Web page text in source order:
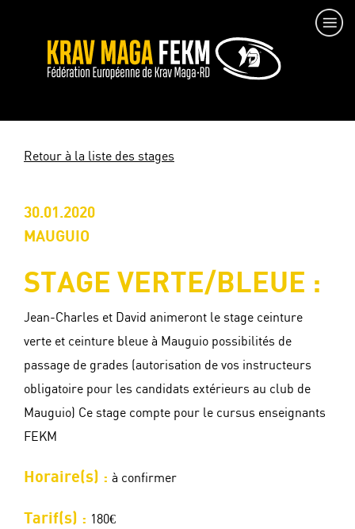
Retour à la liste des stages
30.01.2020
MAUGUIO
STAGE VERTE/BLEUE :
Jean-Charles et David animeront le stage ceinture
verte et ceinture bleue à Mauguio possibilités de
passage de grades (autorisation de vos instructeurs
obligatoire pour les candidats extérieurs au club de
Mauguio) Ce stage compte pour le cursus enseignants
FEKM
Horaire(s) : à confirmer
Tarif(s) : 180€